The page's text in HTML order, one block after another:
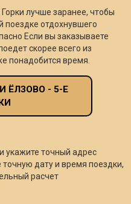
лучше заранее, чтобы
поездке отдохнувшего
Если вы заказываете
скорее всего из
понадобится время.
ЁЛЗОВО - 5-Е
укажите точный адрес
дату и время поездки,
расчет